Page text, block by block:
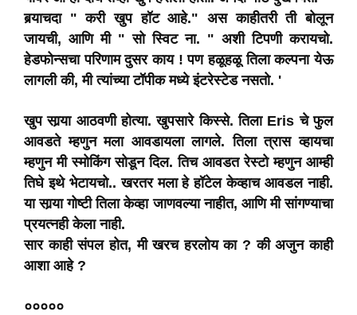
बर्‍याचदा " करी खुप हॉट आहे." अस काहीतरी ती बोलून
जायची, आणि मी " सो स्विट ना. " अशी टिपणी करायचो.
हेडफोन्सचा परिणाम दुसर काय ! पण हळूहळू तिला कल्पना येऊ
लागली की, मी त्यांच्या टॉपीक मध्ये इंटरेस्टेड नसतो. '
खुप सार्‍या आठवणी होत्या. खुपसारे किस्से. तिला Eris चे फुल
आवडते म्हणुन मला आवडायला लागले. तिला त्रास व्हायचा
म्हणुन मी स्मोकिंग सोडून दिल. तिच आवडत रेस्टो म्हणुन आम्ही
तिघे इथे भेटायचो.. खरतर मला हे हॉटेल केव्हाच आवडल नाही.
या सार्‍या गोष्टी तिला केव्हा जाणवल्या नाहीत, आणि मी सांगण्याचा
प्रयत्नही केला नाही.
सार काही संपल होत, मी खरच हरलोय का ? की अजुन काही
आशा आहे ?
०००००